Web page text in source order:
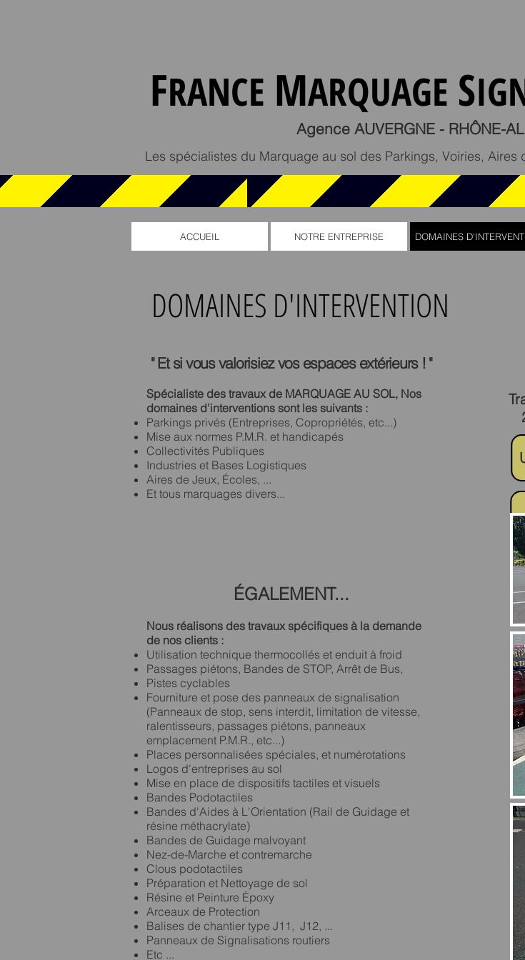
FRANCE MARQUAGE S
Agence AUVERGNE - RHÔNE-
Les spécialistes du Marquage au sol des Parkings, Voiries, Aires
ACCUEIL NOTRE ENTREPRISE DOMAINES
DOMAINES D'INTERVENTION
" Et si vous valorisiez vos espaces extérieurs ! "
​Spécialiste des travaux de MARQUAGE AU SOL, Nos
domaines d'interventions sont les suivants :
Parkings privés (Entreprises, Copropriétés, etc...)
Mise aux normes P.M.R. et handicapés
Collectivités Publiques
Industries et Bases Logistiques
Aires de Jeux, Écoles, ...
Et tous marquages divers...
ÉGALEMENT...
Nous réalisons des travaux spécifiques à la demande
de nos clients :
Utilisation technique thermocollés et enduit à froid
Passages piétons, Bandes de STOP, Arrêt de Bus,
Pistes cyclables
Fourniture et pose des panneaux de signalisation
(Panneaux de stop, sens interdit, limitation de vitesse,
ralentisseurs, passages piétons, panneaux
emplacement P.M.R., etc...)
Places personnalisées spéciales, et numérotations
Logos d'entreprises au sol
Mise en place de dispositifs tactiles et visuels
Bandes Podotactiles
Bandes d'Aides à L'Orientation (Rail de Guidage et
résine méthacrylate)
Bandes de Guidage malvoyant
Nez-de-Marche et contremarche
Clous podotactiles
Préparation et Nettoyage de sol
Résine et Peinture Époxy
Arceaux de Protection
Balises de chantier type J11, J12, ...
Panneaux de Signalisations routiers
Etc ...